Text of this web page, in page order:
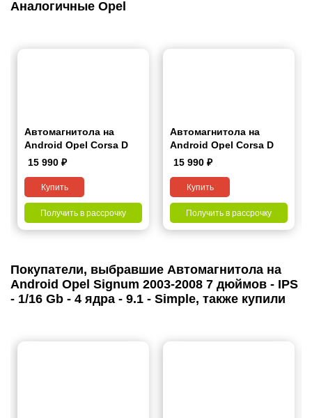
Аналогичные Opel
Автомагнитола на
Android Opel Corsa D
2006-2015 7 дюймов
15 990 ₽
Купить
Получить в рассрочку
Автомагнитола на
Android Opel Corsa D
2006-2015 9 дюймов
15 990 ₽
Купить
Получить в рассрочку
Покупатели, выбравшие Автомагнитола на
Android Opel Signum 2003-2008 7 дюймов - IPS
- 1/16 Gb - 4 ядра - 9.1 - Simple, также купили